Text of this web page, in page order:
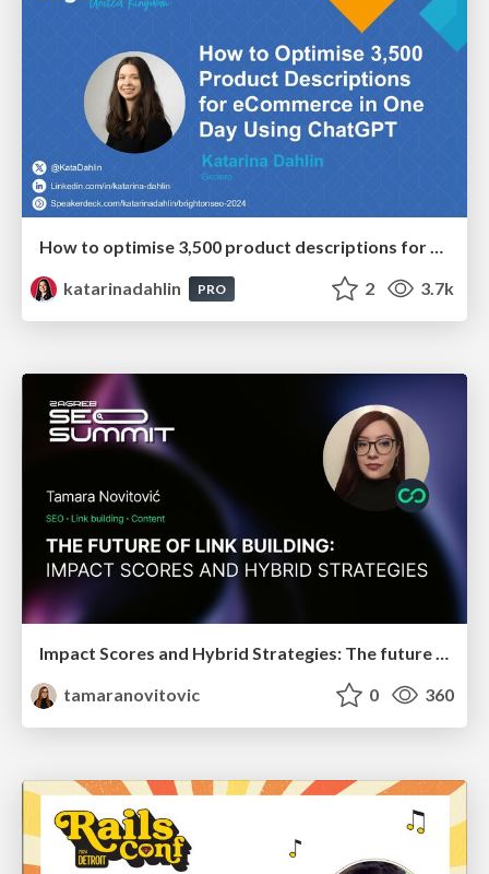
katarinadahlin
PRO 2 3.7k
Impact Scores and Hybrid Strategies: The future of link building
tamaranovitovic
0 360